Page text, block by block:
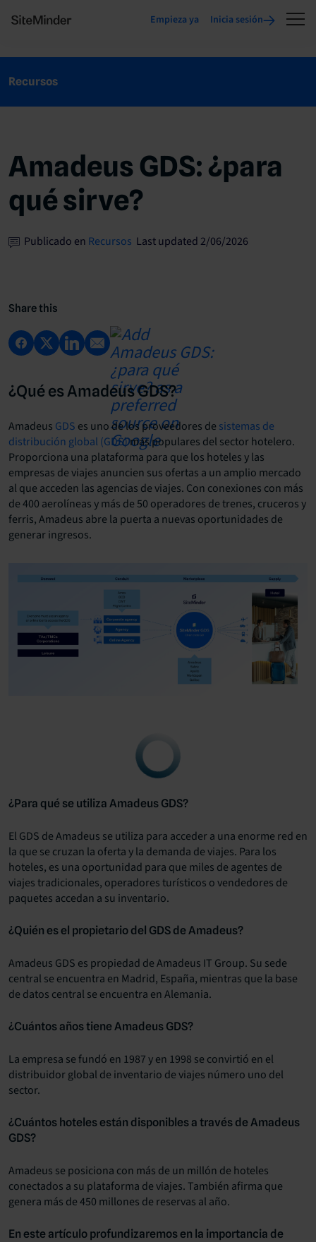
Empieza ya Inicia sesión
Recursos
Amadeus GDS: ¿para
qué sirve?
Publicado en Recursos Last updated 2/06/2026
Share this
¿Qué es Amadeus GDS?
Amadeus GDS es uno de los proveedores de sistemas de
distribución global (GDS)más populares del sector hotelero.
Proporciona una plataforma para que los hoteles y las
empresas de viajes anuncien sus ofertas a un amplio mercado
al que acceden las agencias de viajes. Con conexiones con más
de 400 aerolíneas y más de 50 operadores de trenes, cruceros y
ferris, Amadeus abre la puerta a nuevas oportunidades de
generar ingresos.
¿Para qué se utiliza Amadeus GDS?
El GDS de Amadeus se utiliza para acceder a una enorme red en
la que se cruzan la oferta y la demanda de viajes. Para los
hoteles, es una oportunidad para que miles de agentes de
viajes tradicionales, operadores turísticos o vendedores de
paquetes accedan a su inventario.
¿Quién es el propietario del GDS de Amadeus?
Amadeus GDS es propiedad de Amadeus IT Group. Su sede
central se encuentra en Madrid, España, mientras que la base
de datos central se encuentra en Alemania.
¿Cuántos años tiene Amadeus GDS?
La empresa se fundó en 1987 y en 1998 se convirtió en el
distribuidor global de inventario de viajes número uno del
sector.
¿Cuántos hoteles están disponibles a través de Amadeus
GDS?
Amadeus se posiciona con más de un millón de hoteles
conectados a su plataforma de viajes. También afirma que
genera más de 450 millones de reservas al año.
En este artículo profundizaremos en la importancia de